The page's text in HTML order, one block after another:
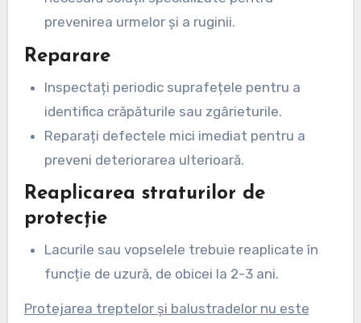
prevenirea urmelor și a ruginii.
Reparare
Inspectați periodic suprafețele pentru a
identifica crăpăturile sau zgârieturile.
Reparați defectele mici imediat pentru a
preveni deteriorarea ulterioară.
Reaplicarea straturilor de
protecție
Lacurile sau vopselele trebuie reaplicate în
funcție de uzură, de obicei la 2-3 ani.
Protejarea treptelor și balustradelor nu este